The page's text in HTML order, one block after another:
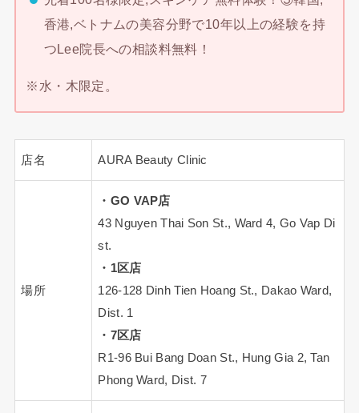
香港,ベトナムの美容分野で10年以上の経験を持
つLee院長への相談料無料！
※水・木限定。
店名 AURA Beauty Clinic
場所
・GO VAP店
43 Nguyen Thai Son St., Ward 4, Go Vap Di
st.
・1区店
126-128 Dinh Tien Hoang St., Dakao Ward,
Dist. 1
・7区店
R1-96 Bui Bang Doan St., Hung Gia 2, Tan
Phong Ward, Dist. 7